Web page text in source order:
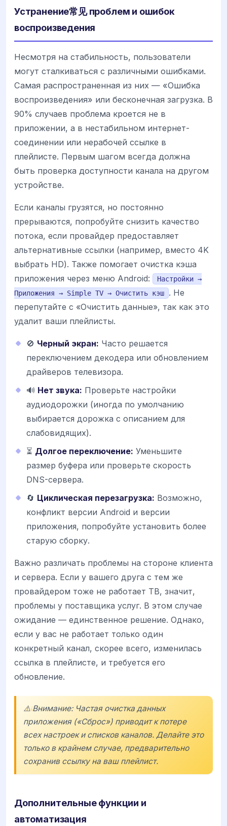
Устранение常见 проблем и ошибок
воспроизведения
Несмотря на стабильность, пользователи
могут сталкиваться с различными ошибками.
Самая распространенная из них — «Ошибка
воспроизведения» или бесконечная загрузка. В
90% случаев проблема кроется не в
приложении, а в нестабильном интернет-
соединении или нерабочей ссылке в
плейлисте. Первым шагом всегда должна
быть проверка доступности канала на другом
устройстве.
Если каналы грузятся, но постоянно
прерываются, попробуйте снизить качество
потока, если провайдер предоставляет
альтернативные ссылки (например, вместо 4K
выбрать HD). Также помогает очистка кэша
приложения через меню Android:
Настройки →
Приложения → Simple TV → Очистить кэш
. Не
перепутайте с «Очистить данные», так как это
удалит ваши плейлисты.
🚫 Черный экран: Часто решается
переключением декодера или обновлением
драйверов телевизора.
🔊 Нет звука: Проверьте настройки
аудиодорожки (иногда по умолчанию
выбирается дорожка с описанием для
слабовидящих).
⏳ Долгое переключение: Уменьшите
размер буфера или проверьте скорость
DNS-сервера.
🔄 Циклическая перезагрузка: Возможно,
конфликт версии Android и версии
приложения, попробуйте установить более
старую сборку.
Важно различать проблемы на стороне клиента
и сервера. Если у вашего друга с тем же
провайдером тоже не работает ТВ, значит,
проблемы у поставщика услуг. В этом случае
ожидание — единственное решение. Однако,
если у вас не работает только один
конкретный канал, скорее всего, изменилась
ссылка в плейлисте, и требуется его
обновление.
⚠️ Внимание: Частая очистка данных
приложения («Сброс») приводит к потере
всех настроек и списков каналов. Делайте это
только в крайнем случае, предварительно
сохранив ссылку на ваш плейлист.
Дополнительные функции и
автоматизация